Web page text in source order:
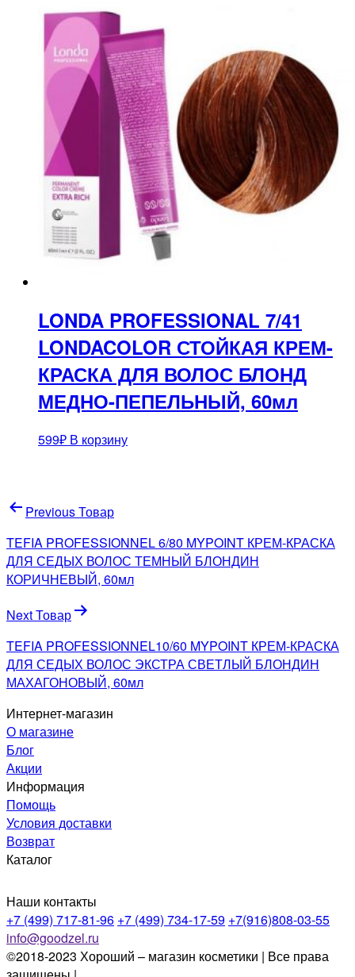
LONDA PROFESSIONAL 7/41
LONDACOLOR СТОЙКАЯ КРЕМ-
КРАСКА ДЛЯ ВОЛОС БЛОНД
МЕДНО-ПЕПЕЛЬНЫЙ, 60мл
599₽ В корзину
Навигация
по
записям
Previous Товар
TEFIA PROFESSIONNEL 6/80 MYPOINT КРЕМ-КРАСКА
ДЛЯ СЕДЫХ ВОЛОС ТЕМНЫЙ БЛОНДИН
КОРИЧНЕВЫЙ, 60мл
Next Товар
TEFIA PROFESSIONNEL10/60 MYPOINT КРЕМ-КРАСКА
ДЛЯ СЕДЫХ ВОЛОС ЭКСТРА СВЕТЛЫЙ БЛОНДИН
МАХАГОНОВЫЙ, 60мл
Интернет-магазин
О магазине
Блог
Акции
Информация
Помощь
Условия доставки
Возврат
Каталог
Наши контакты
+7 (499) 717-81-96 +7 (499) 734-17-59 +7(916)808-03-55
info@goodzel.ru
©2018-2023 Хороший – магазин косметики | Все права